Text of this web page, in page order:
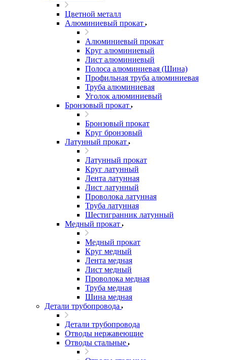
Цветной металл
Алюминиевый прокат
Алюминиевый прокат
Круг алюминиевый
Лист алюминиевый
Полоса алюминиевая (Шина)
Профильная труба алюминиевая
Труба алюминиевая
Уголок алюминиевый
Бронзовый прокат
Бронзовый прокат
Круг бронзовый
Латунный прокат
Латунный прокат
Круг латунный
Лента латунная
Лист латунный
Проволока латунная
Труба латунная
Шестигранник латунный
Медный прокат
Медный прокат
Круг медный
Лента медная
Лист медный
Проволока медная
Труба медная
Шина медная
Детали трубопровода
Детали трубопровода
Отводы нержавеющие
Отводы стальные